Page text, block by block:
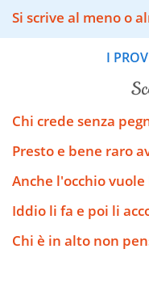
Si scrive al meno o
I
Chi crede senza
Presto e bene raro
Anche l'occhio
Iddio li fa e poi li
Chi è in alto non